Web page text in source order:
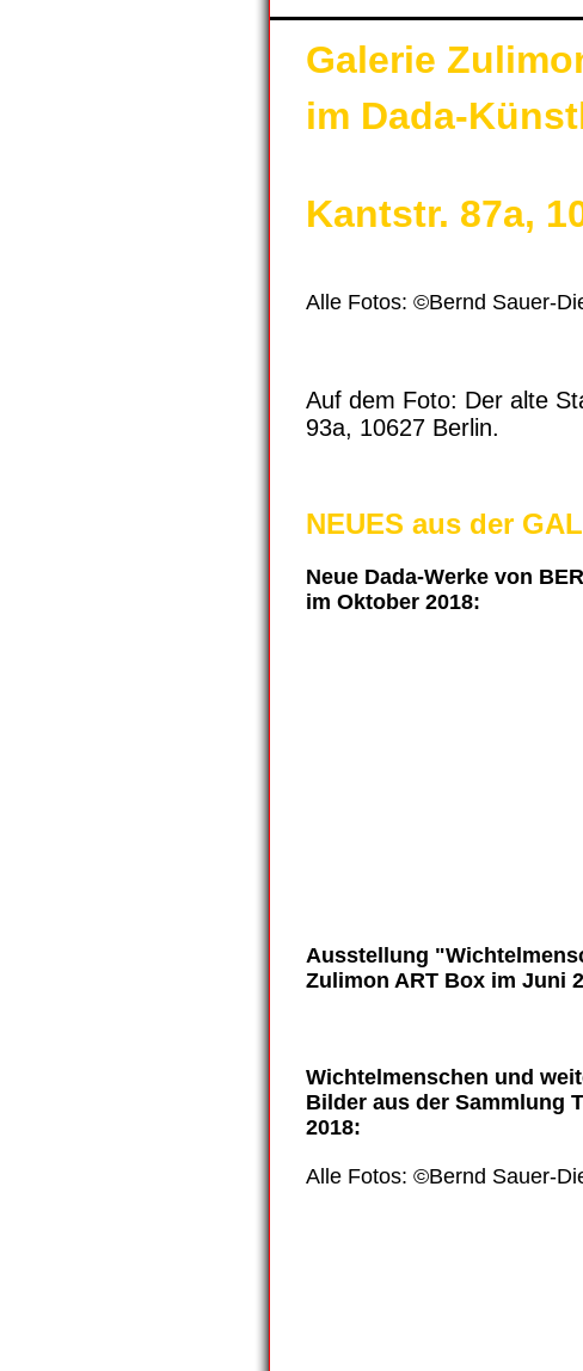
Galerie
im Dada-
Kantstr. 87a,
Alle Fotos: ©Bernd Sauer-
Auf dem Foto: Der alte
93a, 10627 Berlin.
NEUES aus der
Neue Dada-Werke von
im Oktober 2018:
Ausstellung
Zulimon ART Box im Juni
Wichtelmenschen und
Bilder aus der Sammlung
2018:
Alle Fotos: ©Bernd Sauer-